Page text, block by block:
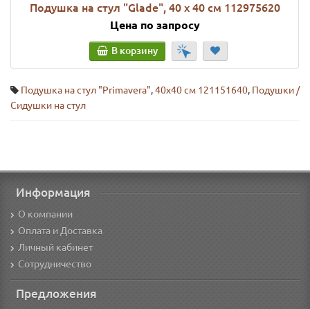
Подушка на стул "Glade", 40 х 40 см 112975620
Цена по запросу
В корзину
Подушка на стул "Primavera",40х40 см 121151640, Подушки /
Сидушки на стул
Информация
О компании
Оплата и Доставка
Личный кабинет
Сотрудничество
Предложения